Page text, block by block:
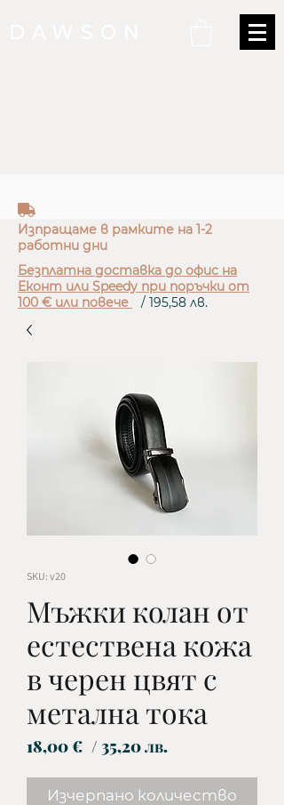
truck
Изпращаме в рамките на 1-2
работни дни
Безплатна доставка до офис на
Еконт или Speedy при поръчки от
100 € или повече
/ 195,58 лв.
SKU: v20
Мъжки колан от
естествена кожа
в черен цвят с
метална тока
18,00 € / 35,20 лв.Цена
Изчерпано количество